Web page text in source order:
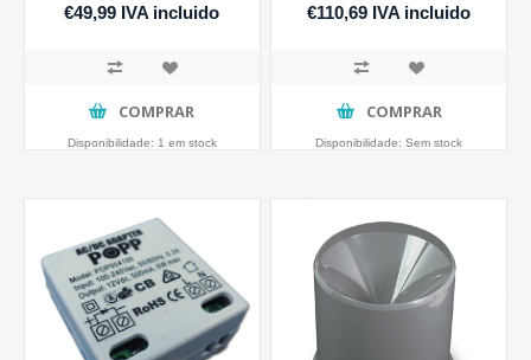
€49,99 IVA incluido
COMPRAR
Disponibilidade: 1 em stock
€110,69 IVA incluido
COMPRAR
Disponibilidade: Sem stock